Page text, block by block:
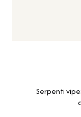
Serpenti